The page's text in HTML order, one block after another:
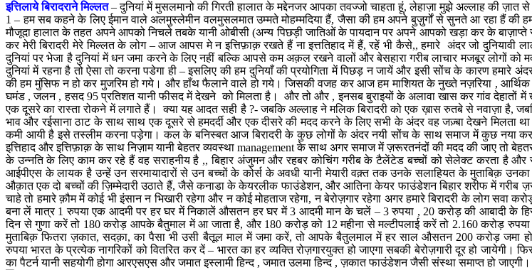
इत्तिलाये बिरादराने मिल्लत–दुनियां में मुसलमानो की गिरती हालात के मद्देनजरआपका तवज्जो चाहता हूं, लेहाज़ा मुझे अल्लाह की ज़ात
1 – हम सब कहने के लिए ईमान वाले अलमुस्लेमीन वलमुसलमात उम्मते मोहम्मदिया हैं, जैसा की हम अपने बुज़ुर्गों से सुनते आ रहा हैं की
मौजूदा हालात के तहत अपने आपको निचले तबके यानी ओबीसी (अन्य पिछड़ी जातिओं के पायदान पर अपने आपको खड़ा कर के बाज़ाप्ते
कर मेरी बिरादरी मेरे मिल्लत के लोग – आज आपस मे न इत्तिफ़ाक़ रखते हैं ना इत्ततिहाद में हैं, रहें भी कैसे,, हमारे अंदर जो
दुनियां पर भेजा है दुनियां में धन जमा करने के लिए नहीं बल्कि आपसे कम अक़ल रखने वालों और बेसहारा गरीब लाचार मजबूर लोगों
दुनियां में रहना है तो ऐसा तो करना पडेगा ही – इसलिए की हम दुनियाँ की प्रयोगिता में पिछड़ न जायें और इसी सोंच के कारण हमारे
की हम मुंसिफ न हो कर मुजरिम हो गये। और हाँथ फैलाने वाले हो गये। जिसकी वजह कर आज हम माशियत के नुख्ते नज़रिया ,
घमंड , जलन , हसद 95 प्रतिशत यानी फीसद में देखने को मिलता है। और तो और , इनसब बुराइयों के अलावा खास कर गांव देहातों
एक दूसरे का रास्ता रोकने में लगाते हैं। क्या यह आदत सही है ?- जबकि अल्लाह ने मलिक बिरादरी को एक ख़ास रुतबे से नवाज़ा है,
भाव और रईसाना ठाट के साथ साथ एक दूसरे से हमदर्दी और एक दीसरे की मदद करने के लिए सभी के अंदर वह जज़्बा देखने मिलता
कमी आयी है इसे तस्लीम करना पड़ेगा। कल के बनिस्बत आज बिरादरी के कुछ लोगों के अंदर नयी सोंच के साथ समाज में कुछ
इत्तिहाद और इत्तिफ़ाक़ के साथ निज़ाम यानी बेहतर व्यवस्था management के साथ अगर समाज में ज़रूरतनंदों की मदद की जाए तो
के उन्नति के लिए काम कर रहे हैं वह सराहनीय है ,, बिहार अंजुमन और रहबर कोचिंग गरीब के टैलेंटेड बच्चों को सेलेक्ट करता है और
आईपीएस के लायक है उन्हें उन सरमायादारों से उन बच्चों के कोर्स के अवधी यानी मेयारी वक़्त तक उनके सलाहियत के मुताबिक़
औक़ात एक दो बच्चों की ज़िम्मेदारी उठाते हैं, जैसे कनाडा के केयरलीक फाउंडेशन, और आतिना केयर फाउंडेशन बिहार शरीफ में गरीब
चाहे तो हमारे क़ौम में कोई भी इंसान न भिखारी रहेगा और न कोई मोहताज रहेगा, न बेरोज़गार रहेगा अगर हमारे बिरादरी के लोग
बना लें मात्र 1 रुपया एक आदमी पर हर घर में निकालें औसतन हर घर में 3 आदमी मान के चलें – 3 रुपया , 20 करोड़ की आबादी के
दिन से गुणा करें तो 180 करोड़ आपके बैतुमाल में आ जाता है, और 180 करोड़ को 12 महीना से मल्टीपलाई करें तो 2.160 करोड़
मुताबिक़ फितरा ज़कात, सदक़ा, का पैसा भी उसी बैतूल माल में जमा करें, तो आपके बैतुलमाल में हर साल औसतन 200 करोड़ जमा
रुपया भारत के प्रत्येक नागरिकों को वितरित कर दें – भारत का हर व्यक्ति रोज़गारयुक्त हो जाएगा सबकी बेरोज़गारी दूर हो
का पैटर्न यानी सहयोगी होगा आरएसएस और जमात इस्लामी हिन्द , जमात उलमा हिन्द , ज़कात फाउंडेशन जैसी संस्था समाप्त हो जाएगी।